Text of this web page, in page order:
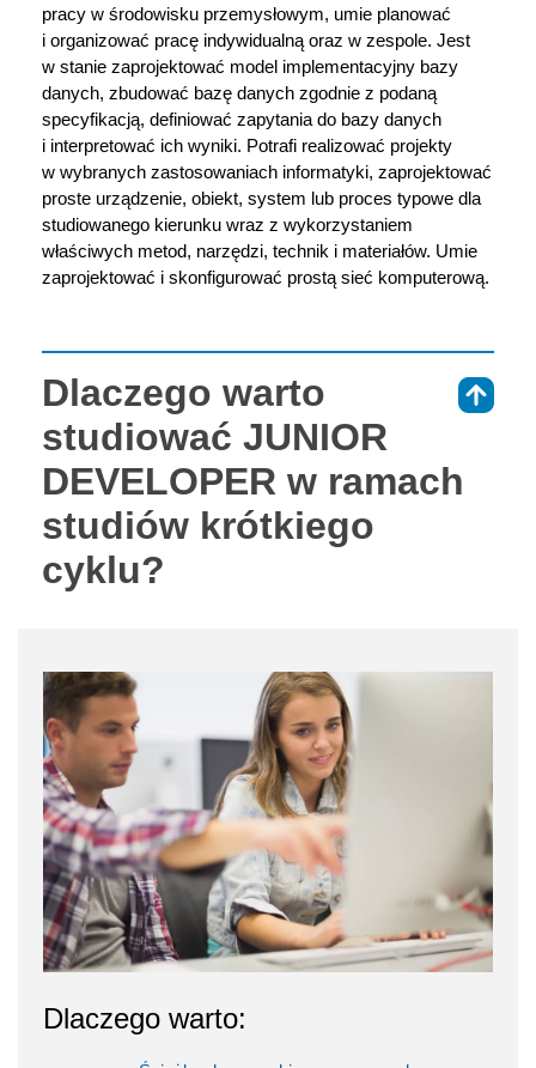
pracy w środowisku przemysłowym, umie planować
i organizować pracę indywidualną oraz w zespole. Jest
w stanie zaprojektować model implementacyjny bazy
danych, zbudować bazę danych zgodnie z podaną
specyfikacją, definiować zapytania do bazy danych
i interpretować ich wyniki. Potrafi realizować projekty
w wybranych zastosowaniach informatyki, zaprojektować
proste urządzenie, obiekt, system lub proces typowe dla
studiowanego kierunku wraz z wykorzystaniem
właściwych metod, narzędzi, technik i materiałów. Umie
zaprojektować i skonfigurować prostą sieć komputerową.
Dlaczego warto
studiować JUNIOR
DEVELOPER w ramach
studiów krótkiego
cyklu?
Dlaczego warto: